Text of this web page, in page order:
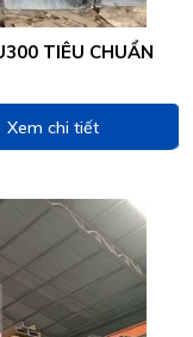
TIÊU CHUẨN
Xem chi tiết